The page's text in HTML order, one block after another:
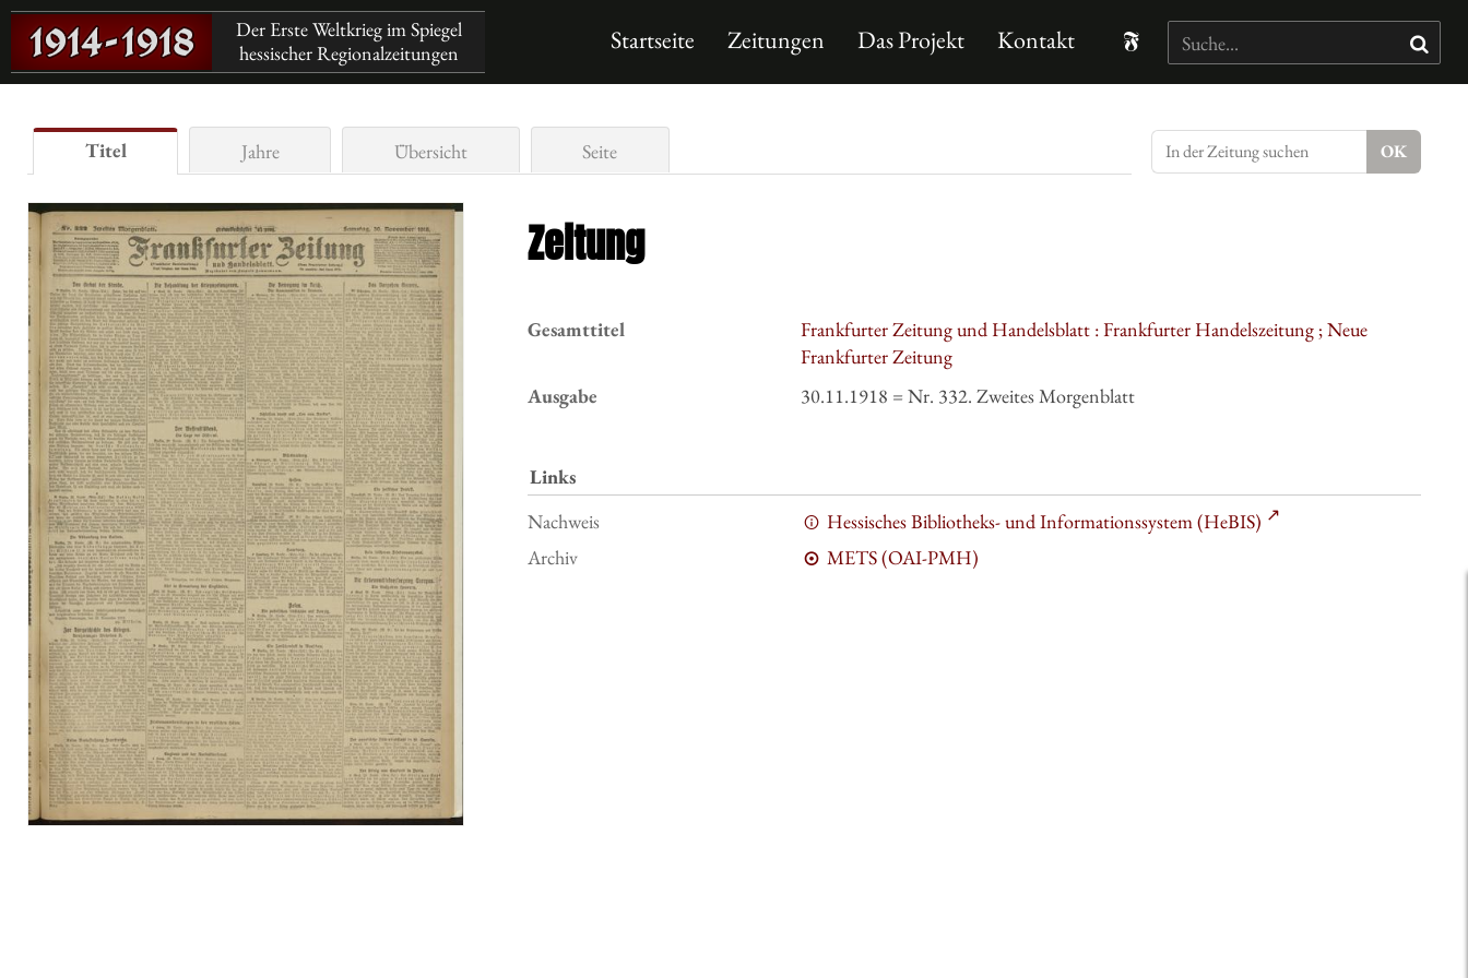
Der Erste Weltkrieg im Spiegel
hessischer Regionalzeitungen
Startseite Zeitungen Das Projekt Kontakt
Titel Jahre Übersicht Seite
Zeitung
Gesamttitel
Frankfurter Zeitung und Handelsblatt : Frankfurter Handelszeitung ; Neue
Frankfurter Zeitung
Ausgabe
30.11.1918 = Nr. 332. Zweites Morgenblatt
Links
Nachweis
Hessisches Bibliotheks- und Informationssystem (HeBIS)
Archiv
METS (OAI-PMH)